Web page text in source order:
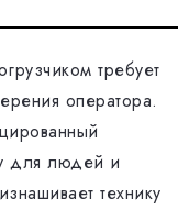
требует
оператора.
для людей и
технику